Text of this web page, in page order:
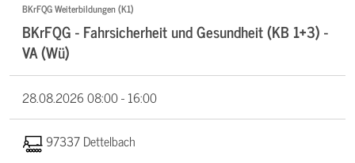
BKrFQG Weiterbildungen (K1)
BKrFQG - Fahrsicherheit und Gesundheit (KB 1+3) -
VA (Wü)
28.08.202608:00 - 16:00
97337 Dettelbach